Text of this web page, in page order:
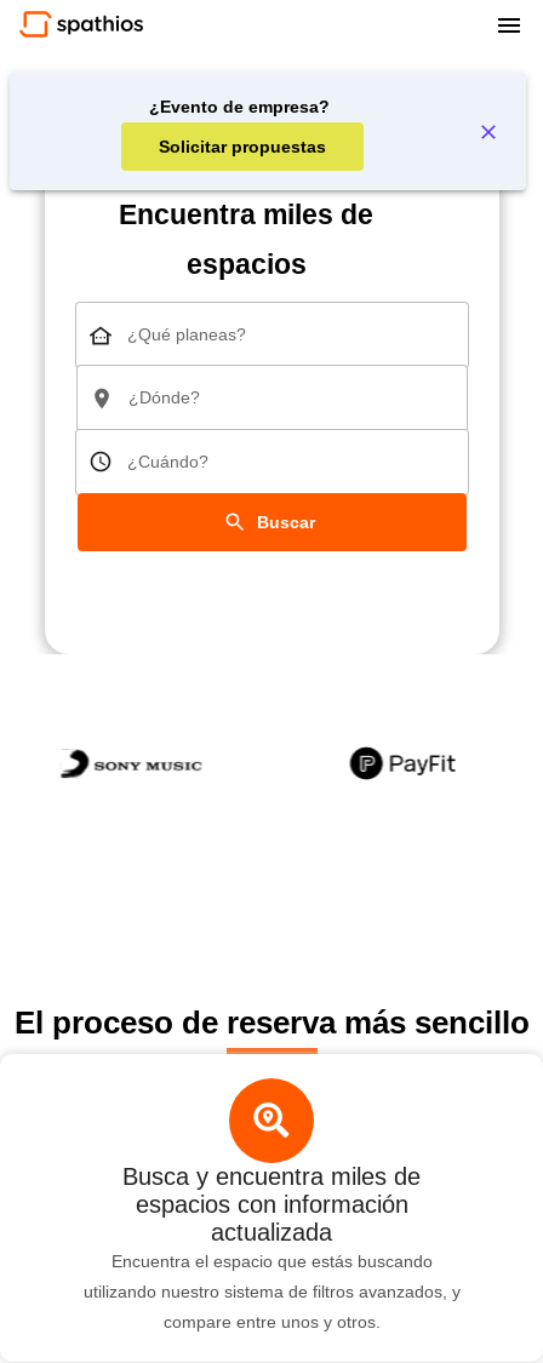
¿Evento de empresa?
Solicitar propuestas
Encuentra miles de
espacios
¿Qué planeas?
¿Dónde?
¿Cuándo?
Buscar
El proceso de reserva más sencillo
Busca y encuentra miles de
espacios con información
actualizada
Encuentra el espacio que estás buscando
utilizando nuestro sistema de filtros avanzados, y
compare entre unos y otros.